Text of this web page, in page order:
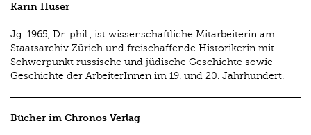
Karin Huser
Jg. 1965, Dr. phil., ist wissenschaftliche Mitarbeiterin am
Staatsarchiv Zürich und freischaffende Historikerin mit
Schwerpunkt russische und jüdische Geschichte sowie
Geschichte der ArbeiterInnen im 19. und 20. Jahrhundert.
Bücher im Chronos Verlag